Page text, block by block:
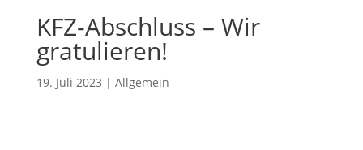
KFZ-Abschluss – Wir
gratulieren!
19. Juli 2023 | Allgemein